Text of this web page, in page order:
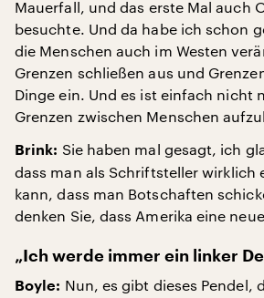
Mauerfall, und das erste Mal auch
besuchte. Und da habe ich schon
die Menschen auch im Westen
Grenzen schließen aus und
Dinge ein. Und es ist einfach nicht
Grenzen zwischen Menschen
Brink: Sie haben mal gesagt, ich
dass man als Schriftsteller wirklich
kann, dass man Botschaften
denken Sie, dass Amerika eine
„Ich werde immer ein linker
Boyle: Nun, es gibt dieses Pendel,